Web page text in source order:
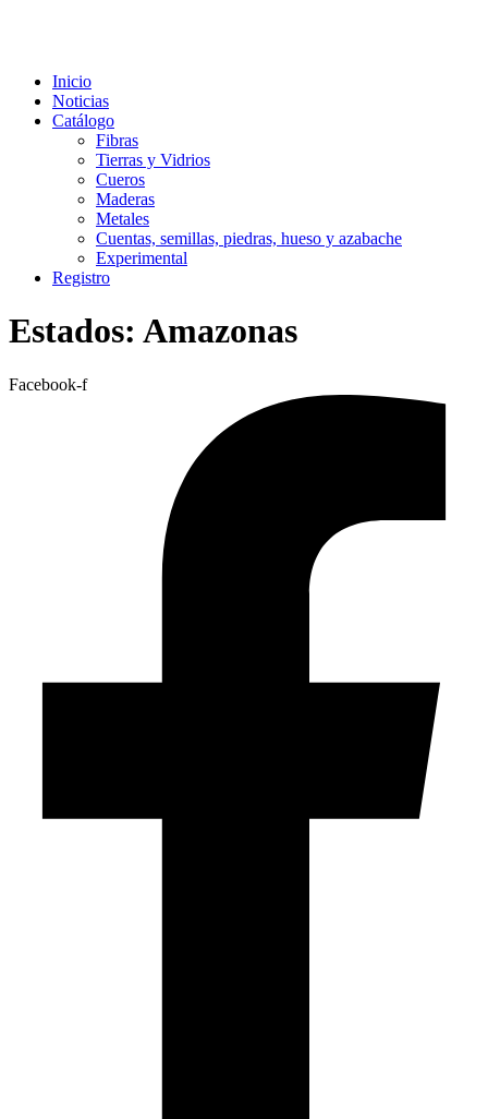
Inicio
Noticias
Catálogo
Fibras
Tierras y Vidrios
Cueros
Maderas
Metales
Cuentas, semillas, piedras, hueso y azabache
Experimental
Registro
Estados: Amazonas
Facebook-f